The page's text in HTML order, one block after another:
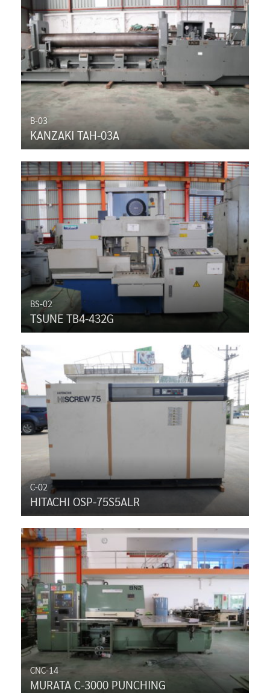
B-03
KANZAKI TAH-03A
BS-02
TSUNE TB4-432G
C-02
HITACHI OSP-75S5ALR
CNC-14
MURATA C-3000 PUNCHING